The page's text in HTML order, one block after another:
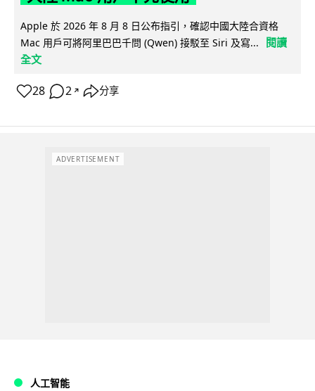
Apple 於 2026 年 8 月 8 日公布指引，確認中國大陸合資格
Mac 用戶可將阿里巴巴千問 (Qwen) 接駁至 Siri 及寫...
閱讀
全文
28 2 ↗ 分享
ADVERTISEMENT
人工智能